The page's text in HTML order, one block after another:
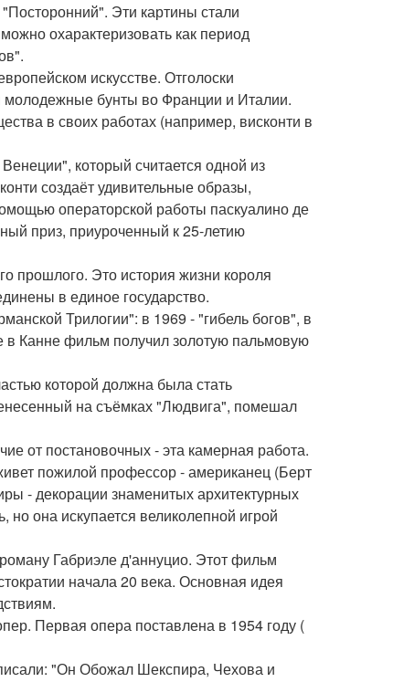
Эти картины стали
охарактеризовать как период
искусстве. Отголоски
молодежные бунты во Франции и Италии.
в своих работах (например, висконти в
который считается одной из
создаёт удивительные образы,
операторской работы паскуалино де
приз, приуроченный к 25-летию
прошлого. Это история жизни короля
в единое государство.
Трилогии": в 1969 - "гибель богов", в
в Канне фильм получил золотую пальмовую
которой должна была стать
на съёмках "Людвига", помешал
от постановочных - эта камерная работа.
пожилой профессор - американец (Берт
- декорации знаменитых архитектурных
она искупается великолепной игрой
Габриэле д'аннуцио. Этот фильм
начала 20 века. Основная идея
Первая опера поставлена в 1954 году (
"Он Обожал Шекспира, Чехова и